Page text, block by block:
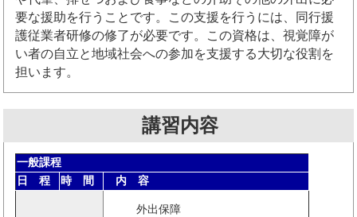
要な援助を行うことです。この支援を行うには、同行援
護従業者研修の修了が必要です。この資格は、視覚障が
い者の自立と地域社会への参加を支援する大切な役割を
担います。
講習内容
一般課程
日 程
時 間 内 容
外出保障